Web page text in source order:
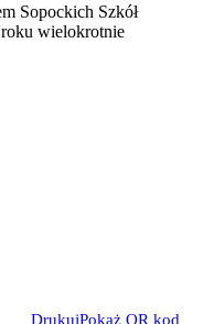
Sopockich Szkół
wielokrotnie
DrukujPokaż QR kod